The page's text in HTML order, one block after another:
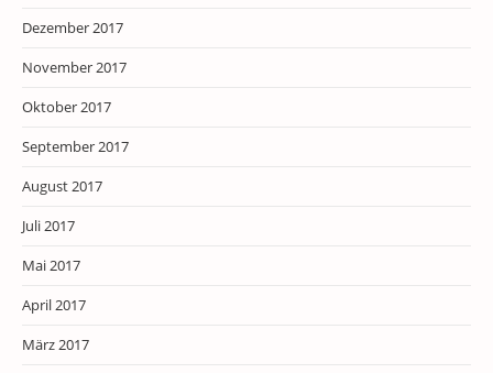
Dezember 2017
November 2017
Oktober 2017
September 2017
August 2017
Juli 2017
Mai 2017
April 2017
März 2017